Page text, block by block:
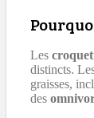
Les
distincts.
graisses,
des